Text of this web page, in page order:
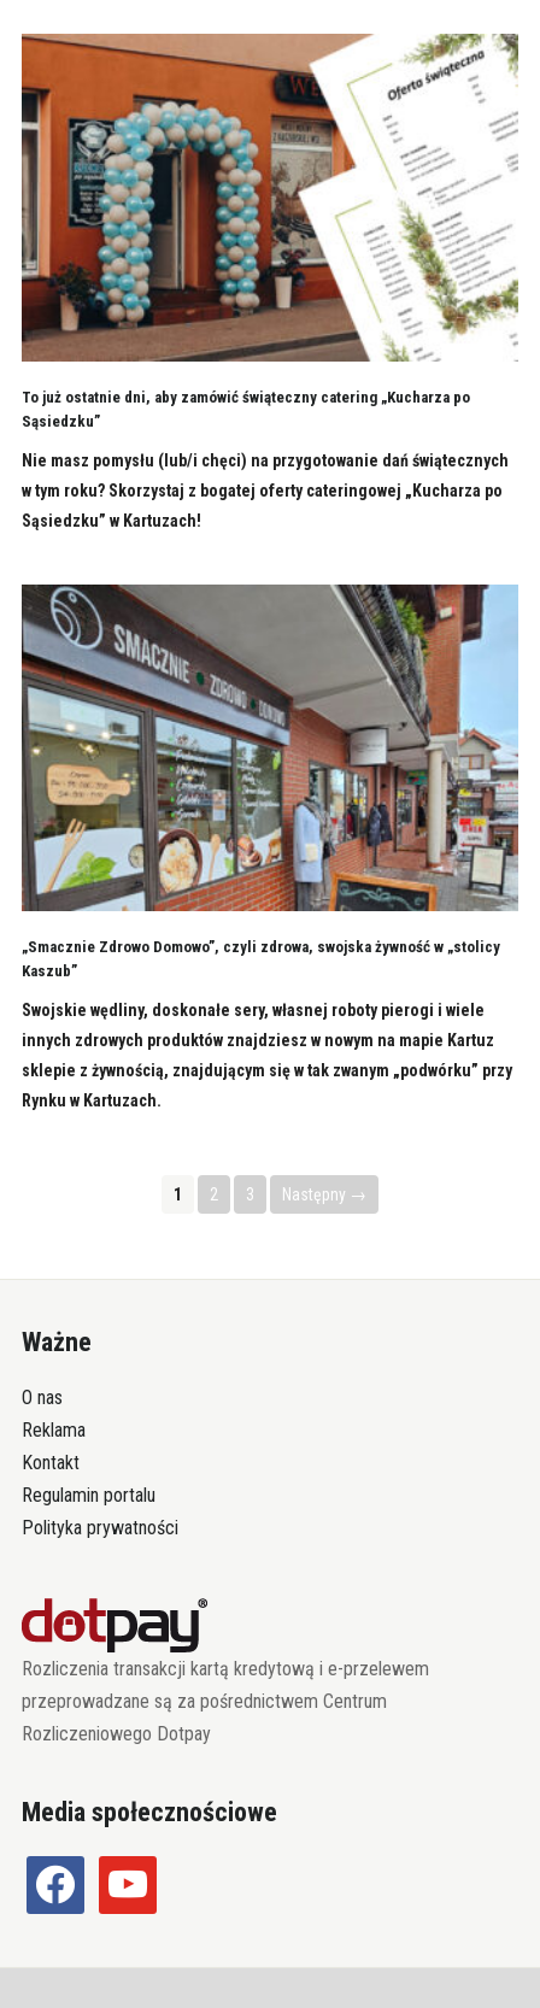
To już ostatnie dni, aby zamówić świąteczny catering „Kucharza po
Sąsiedzku”
Nie masz pomysłu (lub/i chęci) na przygotowanie dań świątecznych
w tym roku? Skorzystaj z bogatej oferty cateringowej „Kucharza po
Sąsiedzku” w Kartuzach!
„Smacznie Zdrowo Domowo”, czyli zdrowa, swojska żywność w „stolicy
Kaszub”
Swojskie wędliny, doskonałe sery, własnej roboty pierogi i wiele
innych zdrowych produktów znajdziesz w nowym na mapie Kartuz
sklepie z żywnością, znajdującym się w tak zwanym „podwórku” przy
Rynku w Kartuzach.
1 2 3 Następny →
Ważne
O nas
Reklama
Kontakt
Regulamin portalu
Polityka prywatności
Rozliczenia transakcji kartą kredytową i e-przelewem
przeprowadzane są za pośrednictwem Centrum
Rozliczeniowego Dotpay
Media społecznościowe
facebook youtube